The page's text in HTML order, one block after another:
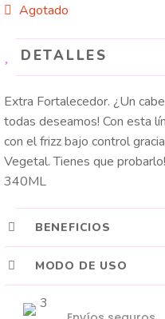
era:
$
Agotado
DETALLES
Extra Fortalecedor. ¿Un
todas deseamos! Con esta
con el frizz bajo control
Vegetal. Tienes que probarlo!
340ML
BENEFICIOS
MODO DE USO